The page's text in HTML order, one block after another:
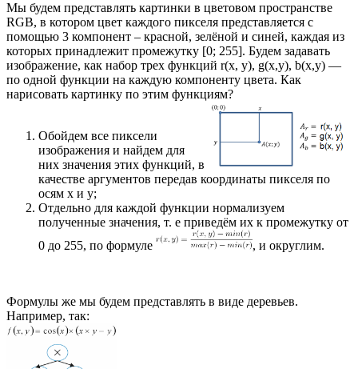
Мы будем представлять картинки в цветовом пространстве
RGB, в котором цвет каждого пикселя представляется с
помощью 3 компонент – красной, зелёной и синей, каждая из
которых принадлежит промежутку [0; 255]. Будем задавать
изображение, как набор трех функций r(x, y), g(x,y), b(x,y) —
по одной функции на каждую компоненту цвета. Как
нарисовать картинку по этим функциям?
Обойдем все пиксели
изображения и найдем для
них значения этих функций, в
качестве аргументов передав координаты пикселя по
осям x и y;
Отдельно для каждой функции нормализуем
полученные значения, т. е приведём их к промежутку от
0 до 255, по формуле
, и округлим.
Формулы же мы будем представлять в виде деревьев.
Например, так: